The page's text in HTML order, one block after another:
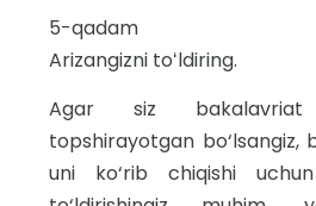
5-qadam
Arizangizni toʻldiring.
Agar siz
topshirayotgan bo‘lsangiz,
uni ko‘rib chiqishi